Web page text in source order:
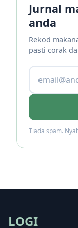
Jurnal
anda
Rekod
pasti corak
Tiada spam.
LOGI